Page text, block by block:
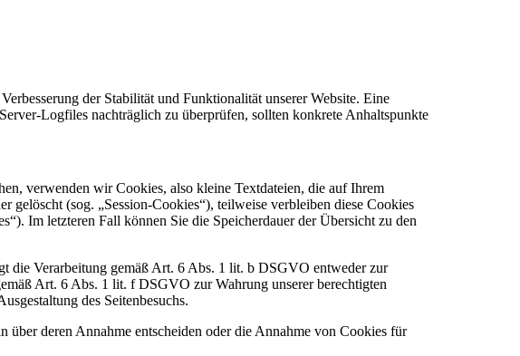
der Stabilität und Funktionalität unserer Website. Eine
Logfiles nachträglich zu überprüfen, sollten konkrete Anhaltspunkte
verwenden wir Cookies, also kleine Textdateien, die auf Ihrem
gelöscht (sog. „Session-Cookies“), teilweise verbleiben diese Cookies
Im letzteren Fall können Sie die Speicherdauer der Übersicht zu den
die Verarbeitung gemäß Art. 6 Abs. 1 lit. b DSGVO entweder zur
Art. 6 Abs. 1 lit. f DSGVO zur Wahrung unserer berechtigten
des Seitenbesuchs.
über deren Annahme entscheiden oder die Annahme von Cookies für